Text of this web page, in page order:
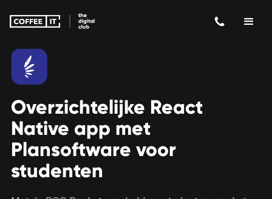
Overzichtelijke React
Native app met
Plansoftware voor
studenten